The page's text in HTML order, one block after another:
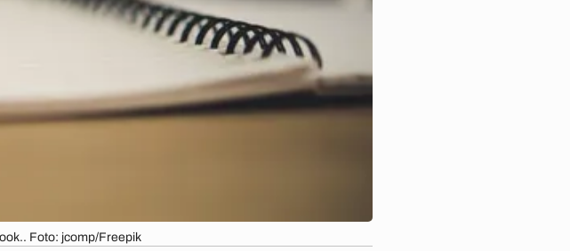
Foto: jcomp/Freepik